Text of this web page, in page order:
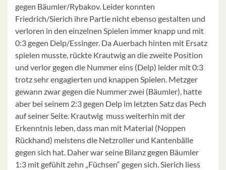
gegen Bäumler/Rybakov. Leider konnten
Friedrich/Sierich ihre Partie nicht ebenso gestalten und
verloren in den einzelnen Spielen immer knapp und mit
0:3 gegen Delp/Essinger. Da Auerbach hinten mit Ersatz
spielen musste, rückte Krautwig an die zweite Position
und verlor gegen die Nummer eins (Delp) leider mit 0:3
trotz sehr engagierten und knappen Spielen. Metzger
gewann zwar gegen die Nummer zwei (Bäumler), hatte
aber bei seinem 2:3 gegen Delp im letzten Satz das Pech
auf seiner Seite. Krautwig muss weiterhin mit der
Erkenntnis leben, dass man mit Material (Noppen
Rückhand) meistens die Netzroller und Kantenbälle
gegen sich hat. Daher war seine Bilanz gegen Bäumler
1:3 mit gefühlt zehn „Füchsen“ gegen sich. Sierich liess